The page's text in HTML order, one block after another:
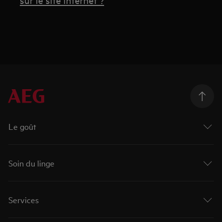
Le goût
Soin du linge
Services